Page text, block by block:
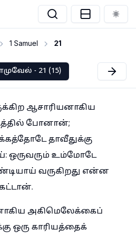
1 Samuel 21
- 21 (15)
ஆசாரியனாகிய
போனான்;
தாவீதுக்கு
ஒருவரும் உம்மோடே
வருகிறது என்ன
அகிமெலேக்கைப்
ஒரு காரியத்தைக்